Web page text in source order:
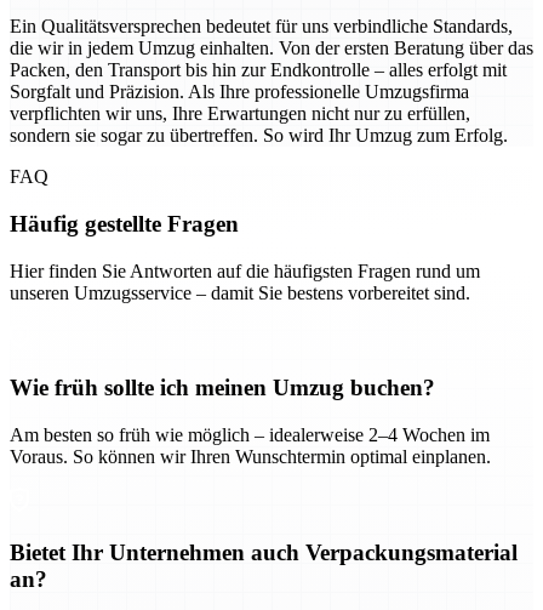
Ein Qualitätsversprechen bedeutet für uns verbindliche Standards,
die wir in jedem Umzug einhalten. Von der ersten Beratung über das
Packen, den Transport bis hin zur Endkontrolle – alles erfolgt mit
Sorgfalt und Präzision. Als Ihre professionelle Umzugsfirma
verpflichten wir uns, Ihre Erwartungen nicht nur zu erfüllen,
sondern sie sogar zu übertreffen. So wird Ihr Umzug zum Erfolg.
FAQ
Häufig gestellte Fragen
Hier finden Sie Antworten auf die häufigsten Fragen rund um
unseren Umzugsservice – damit Sie bestens vorbereitet sind.
Wie früh sollte ich meinen Umzug buchen?
Am besten so früh wie möglich – idealerweise 2–4 Wochen im
Voraus. So können wir Ihren Wunschtermin optimal einplanen.
Bietet Ihr Unternehmen auch Verpackungsmaterial
an?